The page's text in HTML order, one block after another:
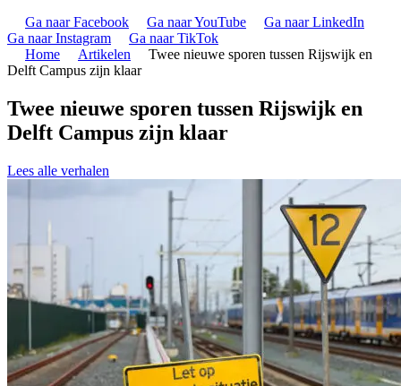
Ga naar Facebook
Ga naar YouTube
Ga naar LinkedIn
Ga naar Instagram
Ga naar TikTok
Home
Artikelen
Twee nieuwe sporen tussen Rijswijk en
Delft Campus zijn klaar
Twee nieuwe sporen tussen Rijswijk en
Delft Campus zijn klaar
Lees alle verhalen